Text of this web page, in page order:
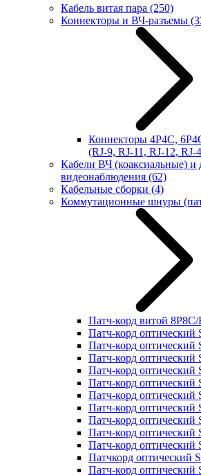
Кабель витая пара (250)
Коннекторы и ВЧ-разъемы
Коннекторы 4P4C,
(RJ-9, RJ-11, RJ-12, RJ-
Кабели ВЧ (коаксиальные) и
видеонаблюдения (62)
Кабельные сборки (4)
Коммутационные шнуры
Патч-корд витой 8P8C/
Патч-корд оптический
Патч-корд оптический
Патч-корд оптический
Патч-корд оптический
Патч-корд оптический
Патч-корд оптический
Патч-корд оптический
Патч-корд оптический
Патч-корд оптический
Патч-корд оптический
Патчкорд оптический
Патч-корд оптический